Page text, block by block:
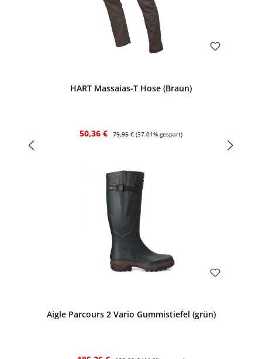
HART Massaias-T Hose (Braun)
Verkaufspreis:
50,36 € Regulärer Preis:
79,95 € (37.01% gespart)
Aigle Parcours 2 Vario Gummistiefel (grün)
Regulärer Preis: